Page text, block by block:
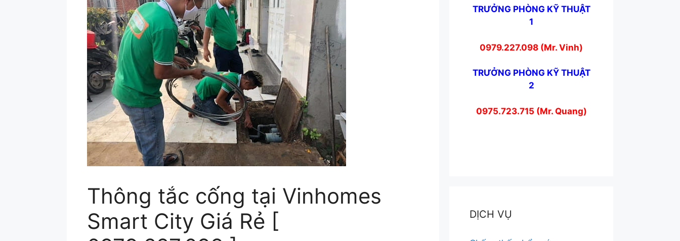
Thông tắc cống tại Vinhomes
Smart City Giá Rẻ [
TRƯỞNG PHÒNG KỸ THUẬT
1
0979.227.098 (Mr. Vinh)
TRƯỞNG PHÒNG KỸ THUẬT
2
0975.723.715 (Mr. Quang)
DỊCH VỤ